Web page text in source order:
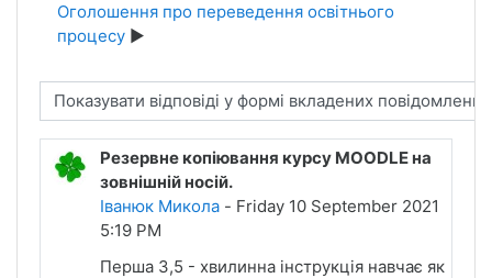
Оголошення про переведення освітнього
процесу
Display mode
Резервне копіювання курсу MOODLE на
зовнішній носій.
Іванюк Микола - Friday 10 September 2021
5:19 PM
Перша 3,5 - хвилинна інструкція навчає як